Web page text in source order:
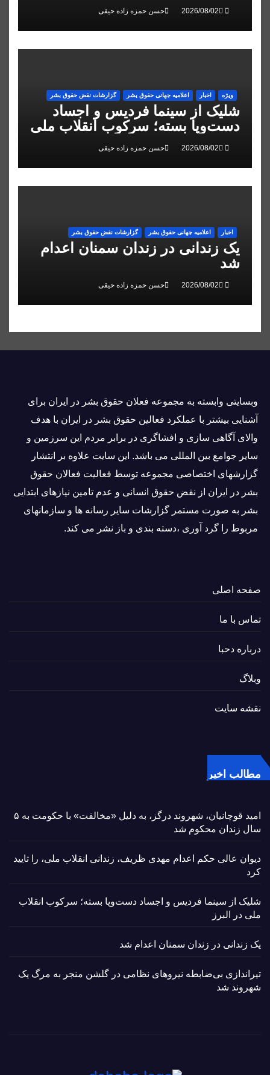
کرد
حسن حمزه زاده حیقی
ویژه اخبار اعلاميه جهانی حقوق بشر گزارشات نقض حقوق بشر
شلیک از سینما فردیس و اجساد
دست‌وپا بسته؛ سرکوب انقلاب ملی
در البرز
حسن حمزه زاده حیقی
اخبار اعلاميه جهانی حقوق بشر گزارشات نقض حقوق بشر
یک زندانی در زندان سمنان اعدام
شد
حسن حمزه زاده حیقی
وبسايتى وابسته به مجموعه فعلان حقوق بشر در ایران برای
آشنایی بيشتر با عملکرد فعالین حقوق بشر در ایران با هدف
والاى آگاهى سازی و افشاگرى در برابر مردم این سرزمین و
ساير جوامع بین المللى می باشد. این سایت علاوه بر انتشار
گزارشهای اختصاصی مجموعه توسط فعاليت فعالان حقوق
بشر در ایران از نقض حقوق انسانی و عدم تامین نیازهای ابتدایی
بشر به صورت مستمر گزارشات سایر رسانه ها و سازمانهای
مربوط را گرد آوری ،دسته بندی و باز نشر می كند.
صفحه اصلی
تماس با ما
درباره دحبا
وبلاگ
نقشه سایت
مطالب اخیر
امید قوچانیان، شهروند درگز، به دلیل «مخالفت» با حکومت به ۵
سال زندان محکوم شد
دیوان عالی حکم اعدام مهدی ظریف، زندانی انقلاب ملی، را تایید
کرد
شلیک از سینما فردیس و اجساد دست‌وپا بسته؛ سرکوب انقلاب
ملی در البرز
یک زندانی در زندان سمنان اعدام شد
تیراندازی بی‌ضابطه نیروهای نظامی در گلشن منجر به مرگ یک
شهروند شد